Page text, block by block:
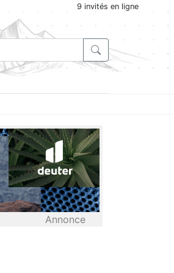
9 invités en ligne
Annonce